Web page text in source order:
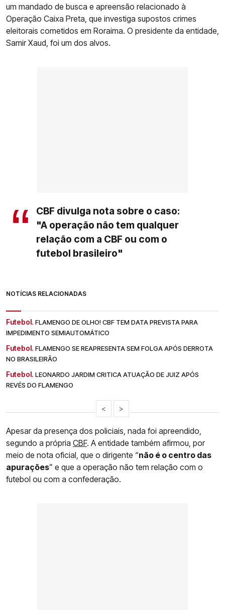
um mandado de busca e apreensão relacionado à
Operação Caixa Preta, que investiga supostos crimes
eleitorais cometidos em Roraima. O presidente da entidade,
Samir Xaud, foi um dos alvos.
CBF divulga nota sobre o caso:
"A operação não tem qualquer
relação com a CBF ou com o
futebol brasileiro"
NOTÍCIAS RELACIONADAS
Futebol. FLAMENGO DE OLHO! CBF TEM DATA PREVISTA PARA
IMPEDIMENTO SEMIAUTOMÁTICO
Futebol. FLAMENGO SE REAPRESENTA SEM FOLGA APÓS DERROTA
NO BRASILEIRÃO
Futebol. LEONARDO JARDIM CRITICA ATUAÇÃO DE JUIZ APÓS
REVÉS DO FLAMENGO
< >
Apesar da presença dos policiais, nada foi apreendido,
segundo a própria CBF. A entidade também afirmou, por
meio de nota oficial, que o dirigente “não é o centro das
apurações” e que a operação não tem relação com o
futebol ou com a confederação.